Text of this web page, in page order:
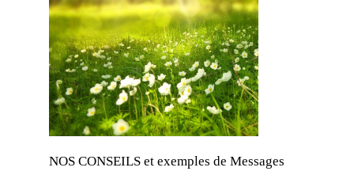
NOS CONSEILS et exemples de Messages